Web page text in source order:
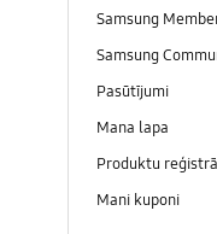
Samsung
Samsung
Pasūtījumi
Mana lapa
Produktu
Mani kuponi